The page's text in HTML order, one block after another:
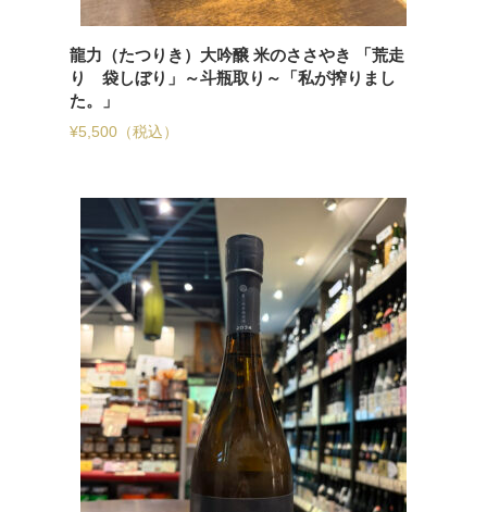
龍力（たつりき）大吟醸 米のささやき 「荒走
り 袋しぼり」～斗瓶取り～「私が搾りまし
た。」
¥5,500 （税込）